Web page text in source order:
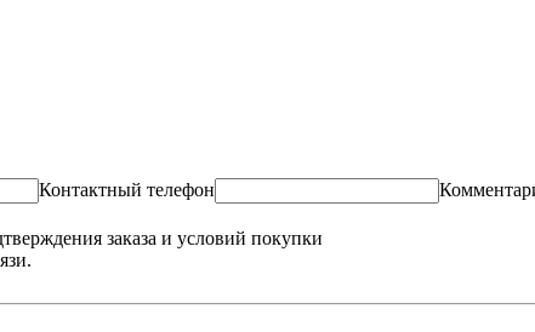
Контактный телефон
заказа и условий покупки